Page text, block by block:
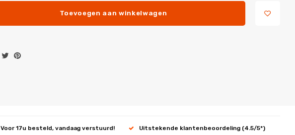
Toevoegen aan winkelwagen
Voor 17u besteld, vandaag verstuurd! Uitstekende klantenbeoordeling (4.5/5*)